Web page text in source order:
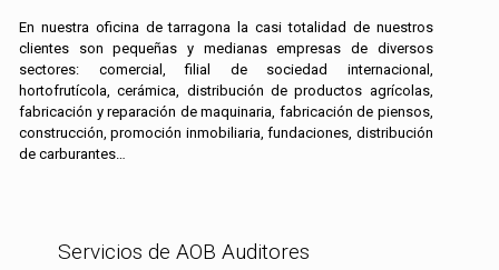
En nuestra oficina de tarragona la casi totalidad de nuestros
clientes son pequeñas y medianas empresas de diversos
sectores: comercial, filial de sociedad internacional,
hortofrutícola, cerámica, distribución de productos agrícolas,
fabricación y reparación de maquinaria, fabricación de piensos,
construcción, promoción inmobiliaria, fundaciones, distribución
de carburantes…
Servicios de AOB Auditores